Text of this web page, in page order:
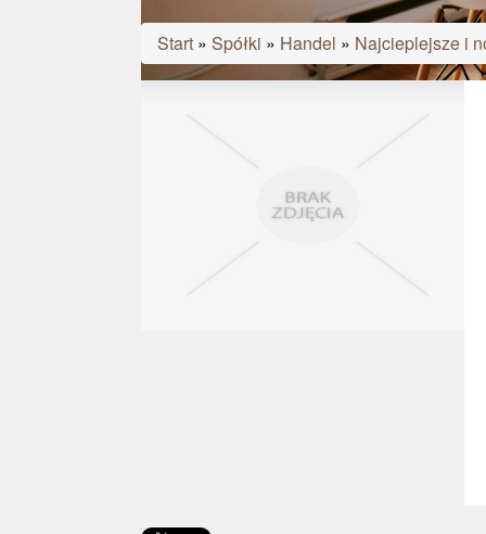
Start » Spółki » Handel » Najcieplejsze i